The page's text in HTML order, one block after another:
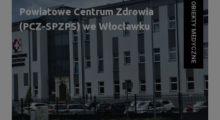
Powiatowe Centrum Zdrowia
(PCZ-SPZPS) we Włocławku
OBIEKTY MEDYCZNE